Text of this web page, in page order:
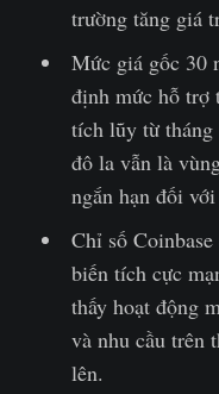
trường tăng giá
Mức giá gốc 30
định mức hỗ trợ
tích lũy từ tháng
đô la vẫn là
ngắn hạn đối
Chỉ số
biến tích cực
thấy hoạt động
và nhu cầu trên
lên.